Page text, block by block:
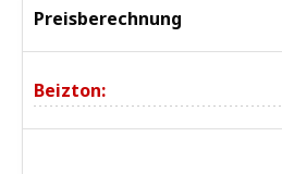
Preisberechnung
Beizton: